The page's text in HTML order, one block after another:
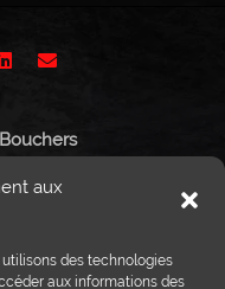
aux
des technologies
aux informations des